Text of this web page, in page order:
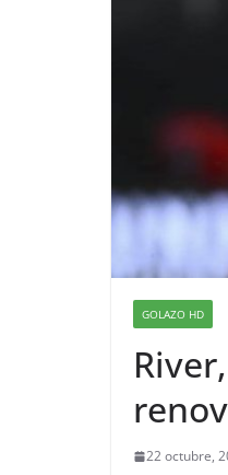
GOLAZO HD
22 octubre,